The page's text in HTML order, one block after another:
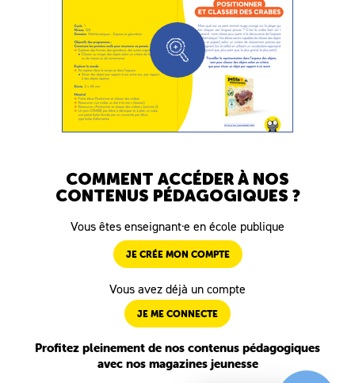
COMMENT ACCÉDER À NOS
CONTENUS PÉDAGOGIQUES ?
Vous êtes enseignant·e en école publique
JE CRÉE MON COMPTE
Vous avez déjà un compte
JE ME CONNECTE
Profitez pleinement de nos contenus pédagogiques
avec nos magazines jeunesse